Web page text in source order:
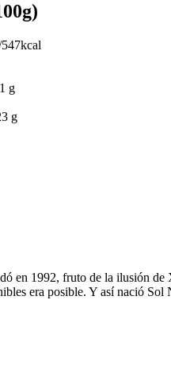
g
g
en 1992, fruto de la ilusión
era posible. Y así nació